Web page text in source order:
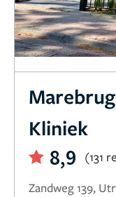
Kliniek
8,9
(131
Zandweg 139,